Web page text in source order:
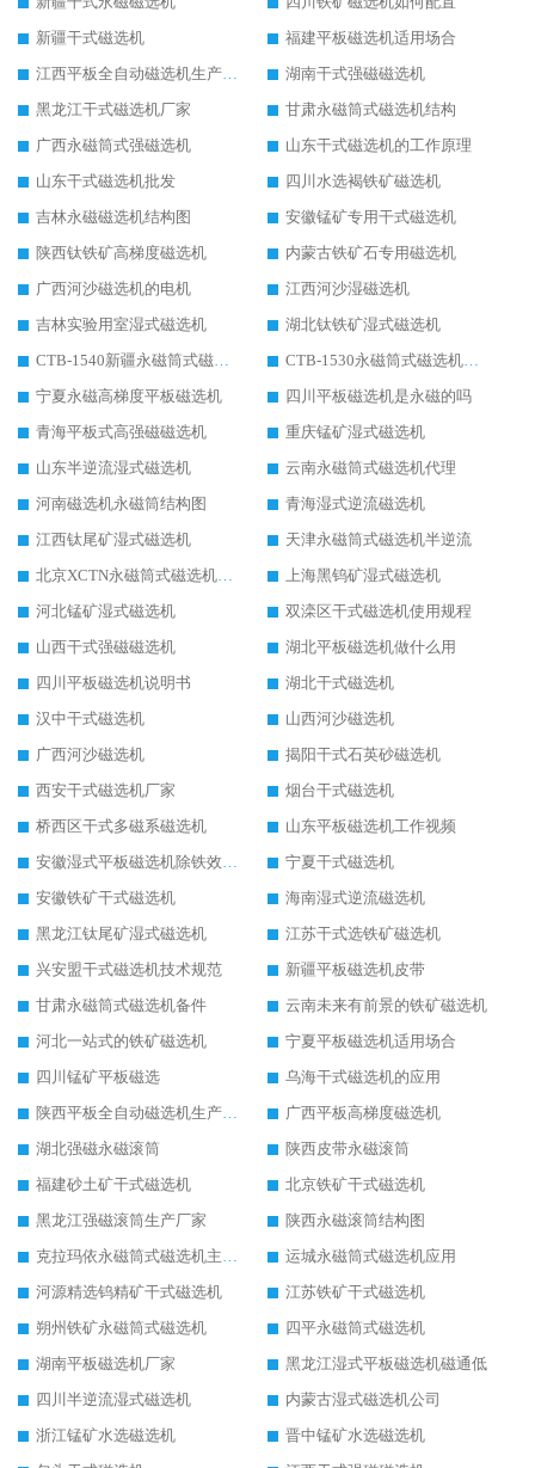
新疆干式磁选机
福建平板磁选机适用场合
江西平板全自动磁选机生产厂家
湖南干式强磁磁选机
黑龙江干式磁选机厂家
甘肃永磁筒式磁选机结构
广西永磁筒式强磁选机
山东干式磁选机的工作原理
山东干式磁选机批发
四川水选褐铁矿磁选机
吉林永磁磁选机结构图
安徽锰矿专用干式磁选机
陕西钛铁矿高梯度磁选机
内蒙古铁矿石专用磁选机
广西河沙磁选机的电机
江西河沙湿磁选机
吉林实验用室湿式磁选机
湖北钛铁矿湿式磁选机
CTB-1540新疆永磁筒式磁选机
CTB-1530永磁筒式磁选机代理商
宁夏永磁高梯度平板磁选机
四川平板磁选机是永磁的吗
青海平板式高强磁磁选机
重庆锰矿湿式磁选机
山东半逆流湿式磁选机
云南永磁筒式磁选机代理
河南磁选机永磁筒结构图
青海湿式逆流磁选机
江西钛尾矿湿式磁选机
天津永磁筒式磁选机半逆流
北京XCTN永磁筒式磁选机磁块位置
上海黑钨矿湿式磁选机
河北锰矿湿式磁选机
双滦区干式磁选机使用规程
山西干式强磁磁选机
湖北平板磁选机做什么用
四川平板磁选机说明书
湖北干式磁选机
汉中干式磁选机
山西河沙磁选机
广西河沙磁选机
揭阳干式石英砂磁选机
西安干式磁选机厂家
烟台干式磁选机
桥西区干式多磁系磁选机
山东平板磁选机工作视频
安徽湿式平板磁选机除铁效果怎么样
宁夏干式磁选机
安徽铁矿干式磁选机
海南湿式逆流磁选机
黑龙江钛尾矿湿式磁选机
江苏干式选铁矿磁选机
兴安盟干式磁选机技术规范
新疆平板磁选机皮带
甘肃永磁筒式磁选机备件
云南未来有前景的铁矿磁选机
河北一站式的铁矿磁选机
宁夏平板磁选机适用场合
四川锰矿平板磁选
乌海干式磁选机的应用
陕西平板全自动磁选机生产厂家
广西平板高梯度磁选机
湖北强磁永磁滚筒
陕西皮带永磁滚筒
福建砂土矿干式磁选机
北京铁矿干式磁选机
黑龙江强磁滚筒生产厂家
陕西永磁滚筒结构图
克拉玛依永磁筒式磁选机主要技术参数
运城永磁筒式磁选机应用
河源精选钨精矿干式磁选机
江苏铁矿干式磁选机
朔州铁矿永磁筒式磁选机
四平永磁筒式磁选机
湖南平板磁选机厂家
黑龙江湿式平板磁选机磁通低
四川半逆流湿式磁选机
内蒙古湿式磁选机公司
浙江锰矿水选磁选机
晋中锰矿水选磁选机